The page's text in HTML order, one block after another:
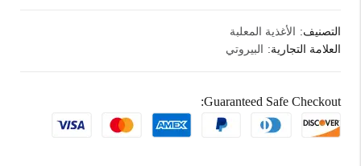
التصنيف:
الأغذية المعلبة
العلامة التجارية:
البيروتي
Guaranteed Safe Checkout: